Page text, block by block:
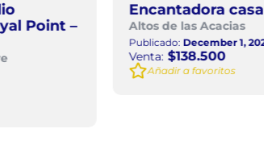
Encantadora casa en Las Acacias
Altos de las Acacias
December 1, 2025
Venta: